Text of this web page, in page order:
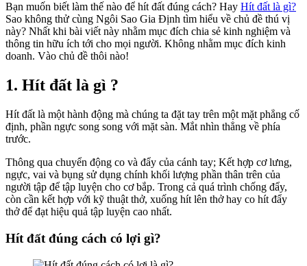
Bạn muốn biết làm thế nào để hít đất đúng cách? Hay Hít đất là gì?
Sao không thử cùng Ngôi Sao Gia Định tìm hiểu về chủ đề thú vị
này? Nhất khi bài viết này nhằm mục đích chia sẻ kinh nghiệm và
thông tin hữu ích tới cho mọi người. Không nhằm mục đích kinh
doanh. Vào chủ đề thôi nào!
1. Hít đất là gì ?
Hít đất là một hành động mà chúng ta đặt tay trên một mặt phẳng cố
định, phần ngực song song với mặt sàn. Mắt nhìn thẳng về phía
trước.
Thông qua chuyển động co và đẩy của cánh tay; Kết hợp cơ lưng,
ngực, vai và bụng sử dụng chính khối lượng phần thân trên của
người tập để tập luyện cho cơ bắp. Trong cả quá trình chống đẩy,
còn cần kết hợp với kỹ thuật thở, xuống hít lên thở hay co hít đẩy
thở để đạt hiệu quả tập luyện cao nhất.
Hít đất đúng cách có lợi gì?